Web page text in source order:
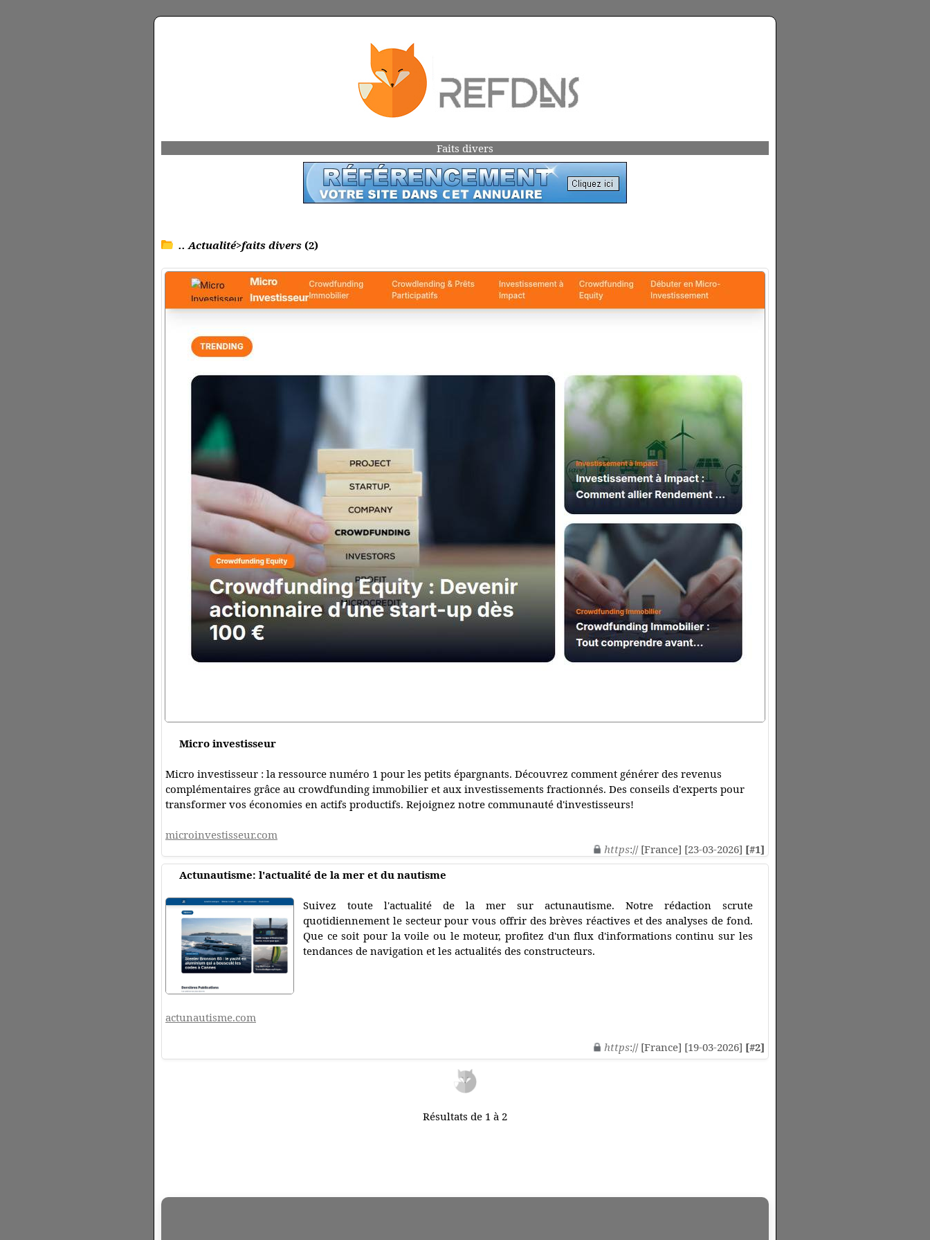
Faits divers
.. Actualité>faits divers (2)
Micro investisseur
Micro investisseur : la ressource numéro 1 pour les petits épargnants. Découvrez comment générer des revenus
complémentaires grâce au crowdfunding immobilier et aux investissements fractionnés. Des conseils d'experts pour
transformer vos économies en actifs productifs. Rejoignez notre communauté d'investisseurs!
microinvestisseur.com
https:// [France] [23-03-2026] [#1]
Actunautisme: l'actualité de la mer et du nautisme
Suivez toute l'actualité de la mer sur actunautisme. Notre rédaction scrute
quotidiennement le secteur pour vous offrir des brèves réactives et des analyses de fond.
Que ce soit pour la voile ou le moteur, profitez d'un flux d'informations continu sur les
tendances de navigation et les actualités des constructeurs.
actunautisme.com
https:// [France] [19-03-2026] [#2]
Résultats de 1 à 2